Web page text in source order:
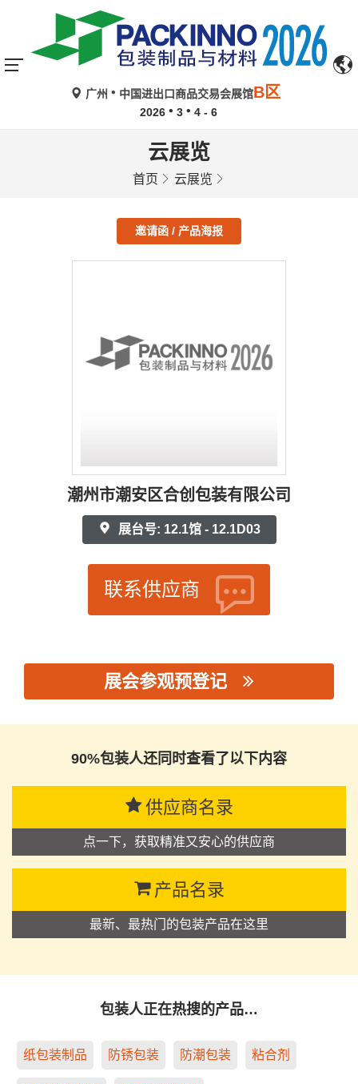
广州 中国进出口商品交易会展馆B区
2026 3 4 - 6
云展览
首页 云展览
邀请函 / 产品海报
潮州市潮安区合创包装有限公司
展台号: 12.1馆 - 12.1D03
联系供应商
展会参观预登记
90%包装人还同时查看了以下内容
供应商名录
点一下，获取精准又安心的供应商
产品名录
最新、最热门的包装产品在这里
包装人正在热搜的产品…
纸包装制品 防锈包装 防潮包装 粘合剂